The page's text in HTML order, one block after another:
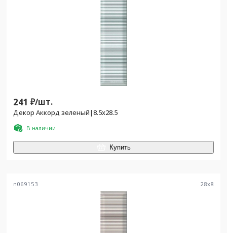
241 ₽/шт.
Декор Аккорд зеленый|8.5x28.5
В наличии
Купить
n069153 28x8